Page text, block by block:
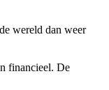
wereld dan weer
financieel. De